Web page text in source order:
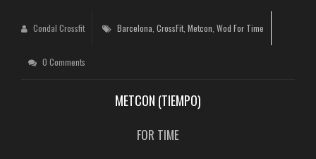
Condal Crossfit Barcelona CrossFit Metcon Wod For Time
0 Comments
METCON (TIEMPO)
FOR TIME